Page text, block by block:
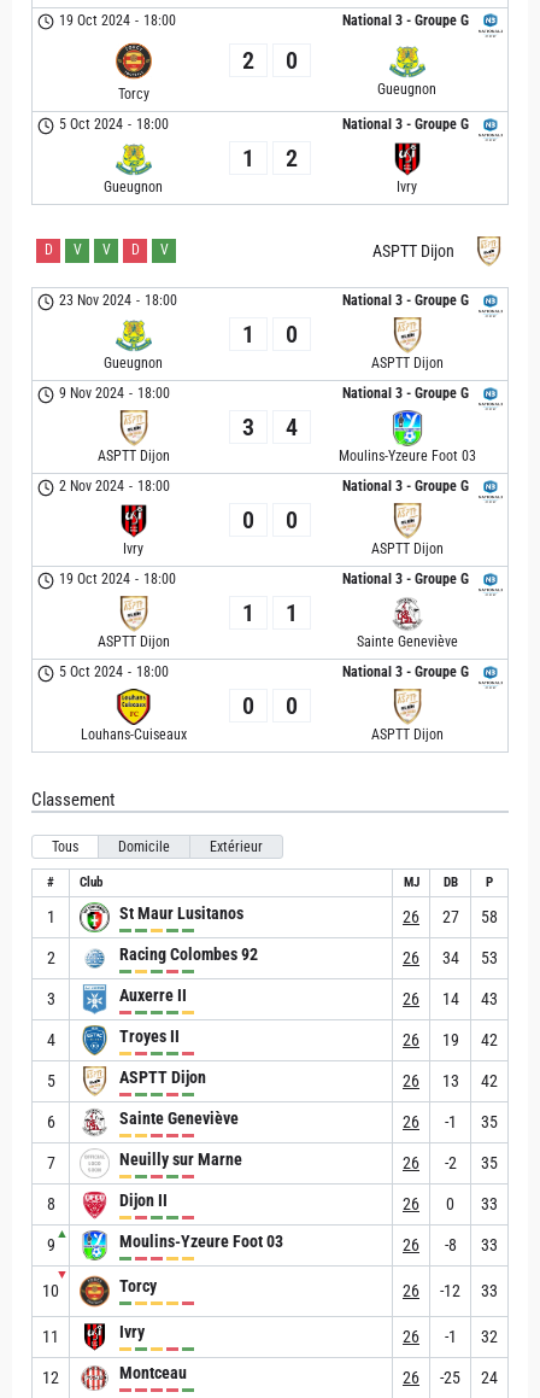
National 3 - Groupe G
19 Oct 2024 - 18:00
Torcy
2 0
Gueugnon
National 3 - Groupe G
5 Oct 2024 - 18:00
Gueugnon
1 2
Ivry
ASPTT Dijon
D V V D V
National 3 - Groupe G
23 Nov 2024 - 18:00
Gueugnon
1 0
ASPTT Dijon
National 3 - Groupe G
9 Nov 2024 - 18:00
ASPTT Dijon
3 4
Moulins-Yzeure Foot 03
National 3 - Groupe G
2 Nov 2024 - 18:00
Ivry
0 0
ASPTT Dijon
National 3 - Groupe G
19 Oct 2024 - 18:00
ASPTT Dijon
1 1
Sainte Geneviève
National 3 - Groupe G
5 Oct 2024 - 18:00
Louhans-Cuiseaux
0 0
ASPTT Dijon
Classement
Tous Domicile Extérieur
# Club MJ DB P
1 St Maur Lusitanos 26 27 58
2 Racing Colombes 92 26 34 53
3 Auxerre II 26 14 43
4 Troyes II 26 19 42
5 ASPTT Dijon 26 13 42
6 Sainte Geneviève 26 -1 35
7 Neuilly sur Marne 26 -2 35
8 Dijon II 26 0 33
9
▲ Moulins-Yzeure Foot 03 26 -8 33
10
▼
Torcy 26 -12 33
11 Ivry 26 -1 32
12 Montceau 26 -25 24